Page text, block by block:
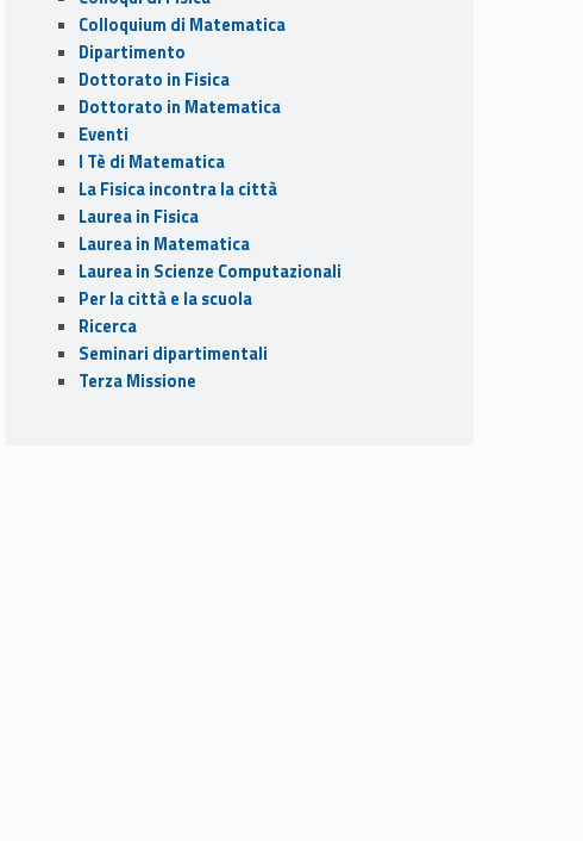
Colloquium di Matematica
Dipartimento
Dottorato in Fisica
Dottorato in Matematica
Eventi
I Tè di Matematica
La Fisica incontra la città
Laurea in Fisica
Laurea in Matematica
Laurea in Scienze Computazionali
Per la città e la scuola
Ricerca
Seminari dipartimentali
Terza Missione